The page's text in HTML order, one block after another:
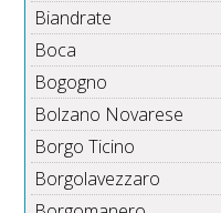
Biandrate
Boca
Bogogno
Bolzano Novarese
Borgo Ticino
Borgolavezzaro